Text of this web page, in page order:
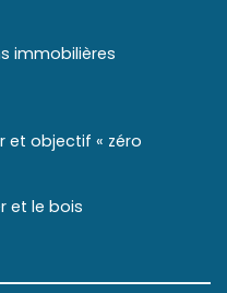
immobilières
et objectif « zéro
et le bois